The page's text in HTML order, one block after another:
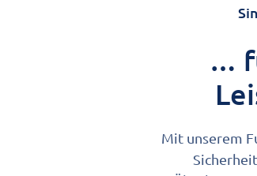
…
Mit unserem